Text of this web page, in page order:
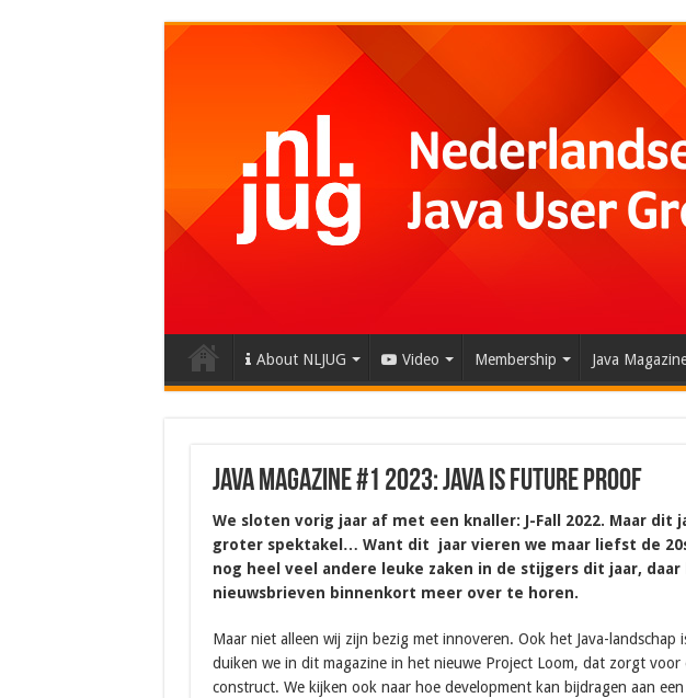
About NLJUG Video Membership Java
Java Magazine #1 2023: Java is future proof
We sloten vorig jaar af met een knaller: J-Fall 2022. Maar dit
groter spektakel… Want dit jaar vieren we maar liefst de
nog heel veel andere leuke zaken in de stijgers dit jaar, daar
nieuwsbrieven binnenkort meer over te horen.
Maar niet alleen wij zijn bezig met innoveren. Ook het Java-landschap
duiken we in dit magazine in het nieuwe Project Loom, dat zorgt
construct. We kijken ook naar hoe development kan bijdragen aan